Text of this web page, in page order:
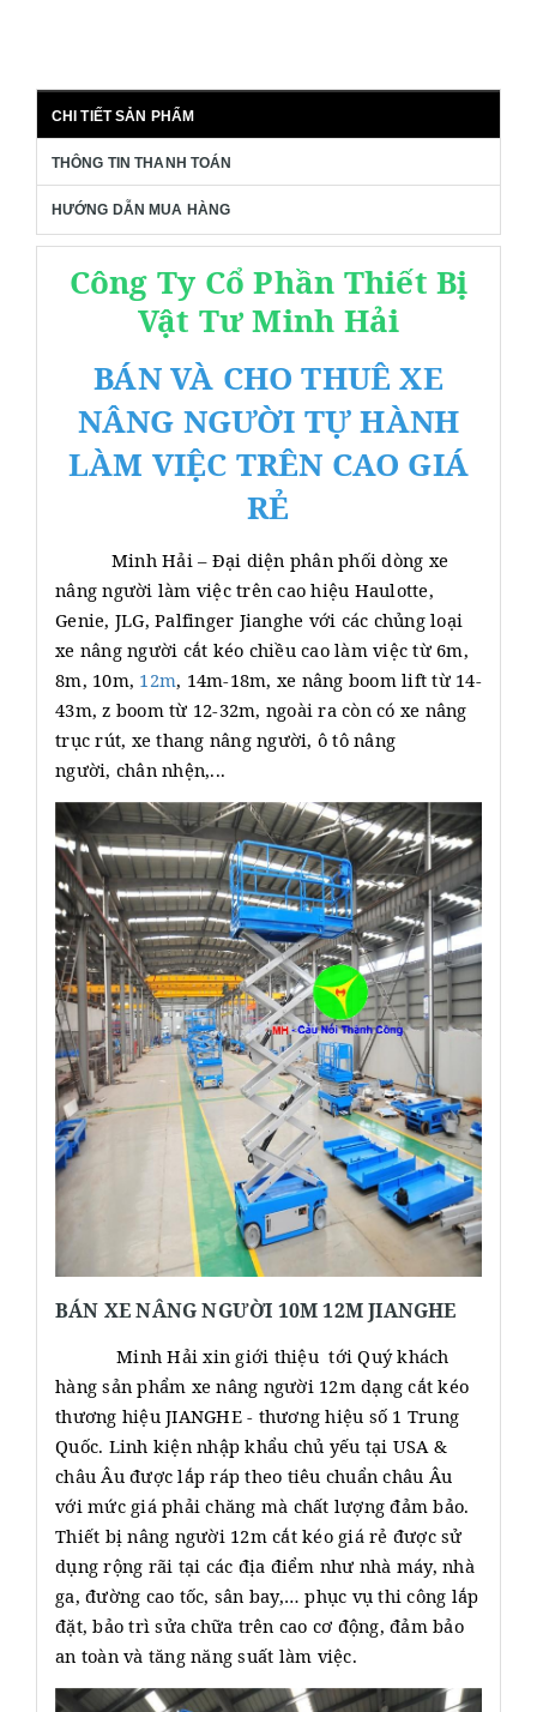
CHI TIẾT SẢN PHẨM
THÔNG TIN THANH TOÁN
HƯỚNG DẪN MUA HÀNG
Công Ty Cổ Phần Thiết Bị
Vật Tư Minh Hải
BÁN VÀ CHO THUÊ XE
NÂNG NGƯỜI TỰ HÀNH
LÀM VIỆC TRÊN CAO GIÁ
RẺ
Minh Hải – Đại diện phân phối dòng xe
nâng người làm việc trên cao hiệu Haulotte,
Genie, JLG, Palfinger Jianghe với các chủng loại
xe nâng người cắt kéo chiều cao làm việc từ 6m,
8m, 10m, 12m, 14m-18m, xe nâng boom lift từ 14-
43m, z boom từ 12-32m, ngoài ra còn có xe nâng
trục rút, xe thang nâng người, ô tô nâng
người, chân nhện,...
BÁN XE NÂNG NGƯỜI 10M 12M JIANGHE
Minh Hải xin giới thiệu tới Quý khách
hàng sản phẩm xe nâng người 12m dạng cắt kéo
thương hiệu JIANGHE - thương hiệu số 1 Trung
Quốc. Linh kiện nhập khẩu chủ yếu tại USA &
châu Âu được lắp ráp theo tiêu chuẩn châu Âu
với mức giá phải chăng mà chất lượng đảm bảo.
Thiết bị nâng người 12m cắt kéo giá rẻ được sử
dụng rộng rãi tại các địa điểm như nhà máy, nhà
ga, đường cao tốc, sân bay,… phục vụ thi công lắp
đặt, bảo trì sửa chữa trên cao cơ động, đảm bảo
an toàn và tăng năng suất làm việc.